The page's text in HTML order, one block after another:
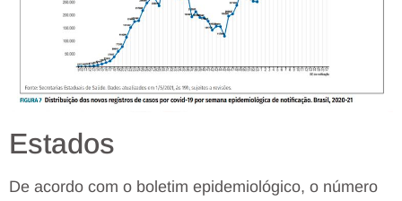
Estados
De acordo com o boletim epidemiológico, o número